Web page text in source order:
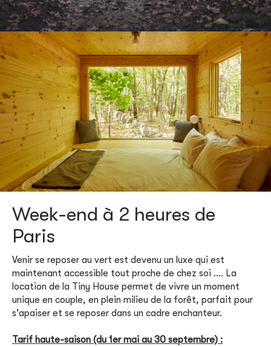
Week-end à 2 heures de
Paris
Venir se reposer au vert est devenu un luxe qui est
maintenant accessible tout proche de chez soi .... La
location de la Tiny House permet de vivre un moment
unique en couple, en plein milieu de la forêt, parfait pour
s'apaiser et se reposer dans un cadre enchanteur.
Tarif haute-saison (du 1er mai au 30 septembre) :